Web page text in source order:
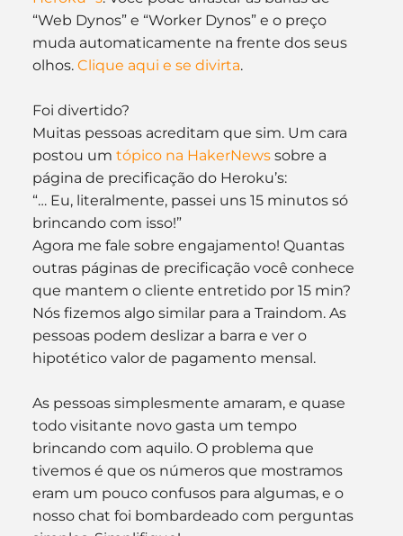
“Web Dynos” e “Worker Dynos” e o preço
muda automaticamente na frente dos seus
olhos. Clique aqui e se divirta.
Foi divertido?
Muitas pessoas acreditam que sim. Um cara
postou um tópico na HakerNews sobre a
página de precificação do Heroku’s:
“… Eu, literalmente, passei uns 15 minutos só
brincando com isso!”
Agora me fale sobre engajamento! Quantas
outras páginas de precificação você conhece
que mantem o cliente entretido por 15 min?
Nós fizemos algo similar para a Traindom. As
pessoas podem deslizar a barra e ver o
hipotético valor de pagamento mensal.
As pessoas simplesmente amaram, e quase
todo visitante novo gasta um tempo
brincando com aquilo. O problema que
tivemos é que os números que mostramos
eram um pouco confusos para algumas, e o
nosso chat foi bombardeado com perguntas